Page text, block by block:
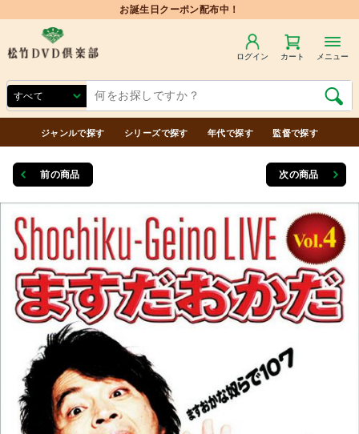
お誕生日クーポン配布中！
ログイン カート メニュー
ジャンルで探す シリーズで探す 年代で探す 監督で探す
前の商品 次の商品